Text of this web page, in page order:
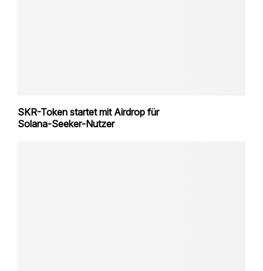
SKR-Token startet mit Airdrop für
Solana‑Seeker‑Nutzer